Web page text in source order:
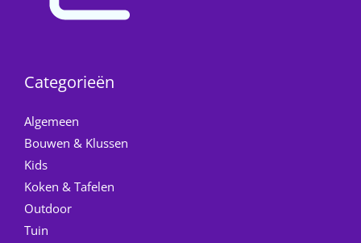
Categorieën
Algemeen
Bouwen & Klussen
Kids
Koken & Tafelen
Outdoor
Tuin